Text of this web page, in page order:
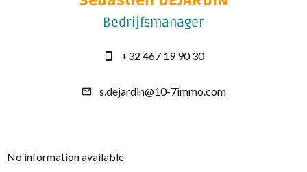
Bedrijfsmanager
+32 467 19 90 30
s.dejardin@10-7immo.com
No information available